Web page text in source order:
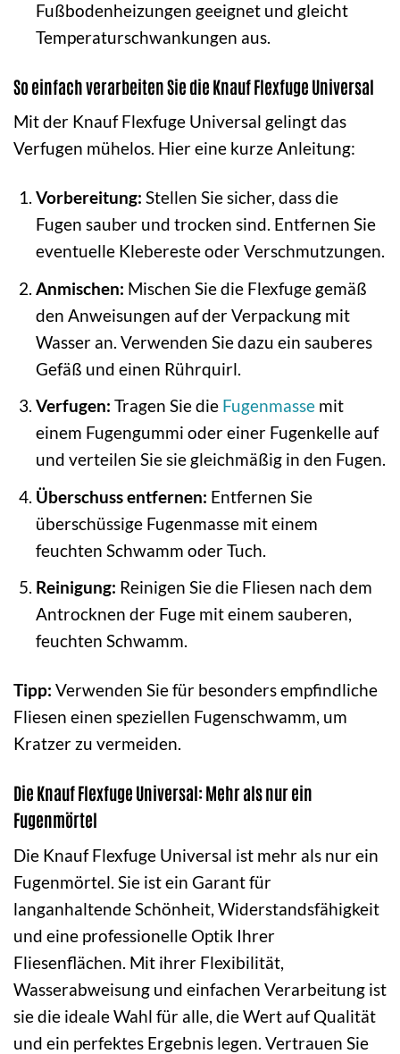
Fußbodenheizungen geeignet und gleicht
Temperaturschwankungen aus.
So einfach verarbeiten Sie die Knauf Flexfuge Universal
Mit der Knauf Flexfuge Universal gelingt das
Verfugen mühelos. Hier eine kurze Anleitung:
Vorbereitung: Stellen Sie sicher, dass die
Fugen sauber und trocken sind. Entfernen Sie
eventuelle Klebereste oder Verschmutzungen.
Anmischen: Mischen Sie die Flexfuge gemäß
den Anweisungen auf der Verpackung mit
Wasser an. Verwenden Sie dazu ein sauberes
Gefäß und einen Rührquirl.
Verfugen: Tragen Sie die Fugenmassemit
einem Fugengummi oder einer Fugenkelle auf
und verteilen Sie sie gleichmäßig in den Fugen.
Überschuss entfernen: Entfernen Sie
überschüssige Fugenmasse mit einem
feuchten Schwamm oder Tuch.
Reinigung: Reinigen Sie die Fliesen nach dem
Antrocknen der Fuge mit einem sauberen,
feuchten Schwamm.
Tipp: Verwenden Sie für besonders empfindliche
Fliesen einen speziellen Fugenschwamm, um
Kratzer zu vermeiden.
Die Knauf Flexfuge Universal: Mehr als nur ein
Fugenmörtel
Die Knauf Flexfuge Universal ist mehr als nur ein
Fugenmörtel. Sie ist ein Garant für
langanhaltende Schönheit, Widerstandsfähigkeit
und eine professionelle Optik Ihrer
Fliesenflächen. Mit ihrer Flexibilität,
Wasserabweisung und einfachen Verarbeitung ist
sie die ideale Wahl für alle, die Wert auf Qualität
und ein perfektes Ergebnis legen. Vertrauen Sie